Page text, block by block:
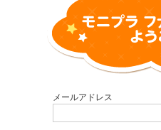
メールアドレス